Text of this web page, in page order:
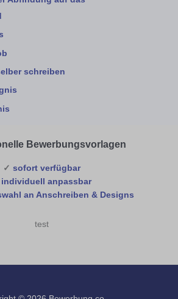
schreiben
Bewerbungsvorlagen
✓ sofort verfügbar
individuell anpassbar
an Anschreiben & Designs
test